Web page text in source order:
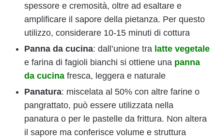
spessore e cremosità, oltre ad esaltare e
amplificare il sapore della pietanza. Per questo
utilizzo, considerare 10-15 minuti di cottura
Panna da cucina: dall’unione tra latte vegetale
e farina di fagioli bianchi si ottiene una panna
da cucina fresca, leggera e naturale
Panatura: miscelata al 50% con altre farine o
pangrattato, può essere utilizzata nella
panatura o per le pastelle da frittura. Non altera
il sapore ma conferisce volume e struttura